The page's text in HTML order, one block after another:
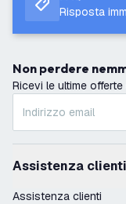
Risposta
Non perdere
Ricevi le ultime
Assistenza clienti
Assistenza clienti